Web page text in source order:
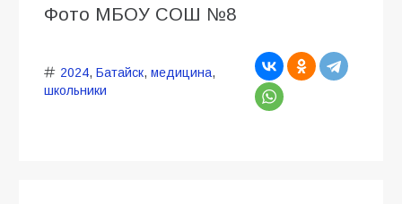
Фото МБОУ СОШ №8
2024, Батайск, медицина,
школьники